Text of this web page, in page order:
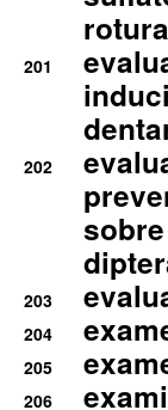
201
202
203
204
205
206